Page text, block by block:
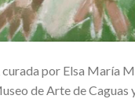
por Elsa María
de Arte de